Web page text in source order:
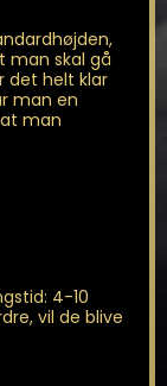
man skal gå
det helt klar
man en
man
4-10
vil de blive